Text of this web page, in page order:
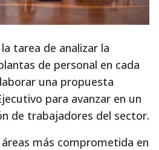
tarea de analizar la
de personal en cada
una propuesta
para avanzar en un
de trabajadores del sector.
áreas más comprometida en